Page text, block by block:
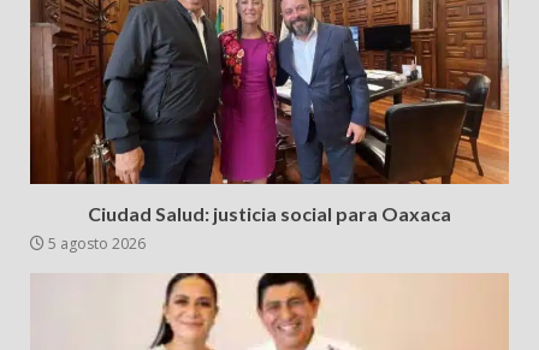
Ciudad Salud: justicia social para Oaxaca
5 agosto 2026